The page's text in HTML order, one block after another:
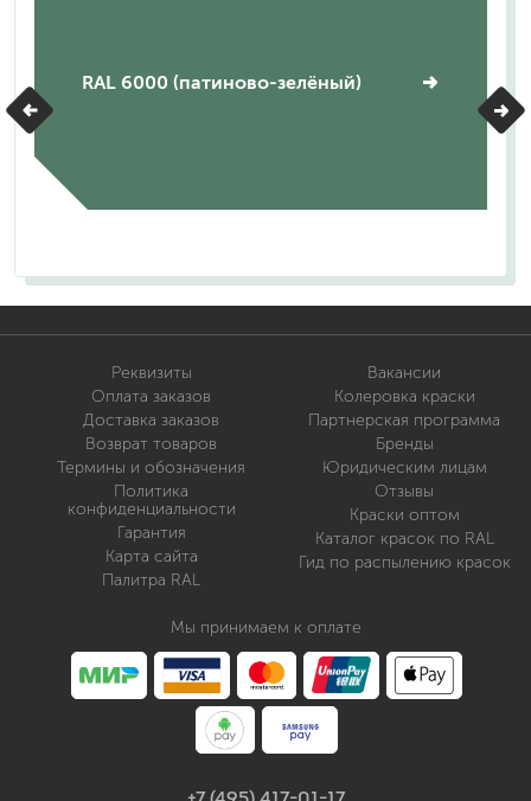
RAL 6000 (патиново-зелёный)
Реквизиты
Оплата заказов
Доставка заказов
Возврат товаров
Термины и обозначения
Политика
конфиденциальности
Гарантия
Карта сайта
Палитра RAL
Вакансии
Колеровка краски
Партнерская программа
Бренды
Юридическим лицам
Отзывы
Краски оптом
Каталог красок по RAL
Гид по распылению красок
Мы принимаем к оплате